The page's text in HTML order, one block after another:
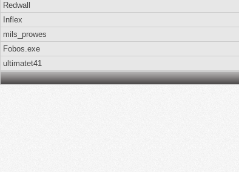
Redwall
Inflex
mils_prowes
Fobos.exe
ultimatet41